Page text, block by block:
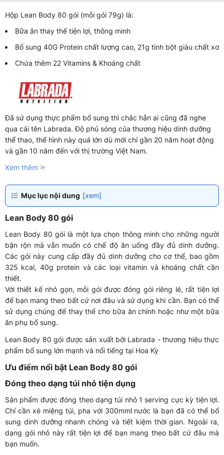
Hộp Lean Body 80 gói (mỗi gói 79g) là:
Bữa ăn thay thế tiện lợi, thông minh
Bổ sung 40G Protein chất lượng cao, 21g tinh bột giàu chất xơ
Chứa thêm 22 Vitamins & Khoáng chất
Đã sử dụng thực phẩm bổ sung thì chắc hẳn ai cũng đã nghe
qua cái tên Labrada. Độ phủ sóng của thương hiệu dinh dưỡng
thể thao, thể hình này quá lớn dù mới chỉ gần 20 năm hoạt động
và gần 10 năm đến với thị trường Việt Nam.
Xem thêm
Mục lục nội dung [xem]
Lean Body 80 gói
Lean Body 80 gói là một lựa chọn thông minh cho những người
bận rộn mà vẫn muốn có chế độ ăn uống đầy đủ dinh dưỡng.
Các gói này cung cấp đầy đủ dinh dưỡng cho cơ thể, bao gồm
325 kcal, 40g protein và các loại vitamin và khoáng chất cần
thiết.
Với thiết kế nhỏ gọn, mỗi gói được đóng gói riêng lẻ, rất tiện lợi
để bạn mang theo bất cứ nơi đâu và sử dụng khi cần. Bạn có thể
sử dụng chúng để thay thế cho bữa ăn chính hoặc như một bữa
ăn phụ bổ sung.
Lean Body 80 gói được sản xuất bởi Labrada - thương hiệu thực
phẩm bổ sung lớn mạnh và nổi tiếng tại Hoa Kỳ
Ưu điểm nổi bật Lean Body 80 gói
Đóng theo dạng túi nhỏ tiện dụng
Sản phẩm được đóng theo dạng túi nhỏ 1 serving cực kỳ tiện lợi.
Chỉ cần xé miệng túi, pha với 300mml nước là bạn đã có thể bổ
sung dinh dưỡng nhanh chóng và tiết kiệm thời gian. Ngoài ra,
dạng gói nhỏ này rất tiện lợi để bạn mang theo bất cứ đâu mà
bạn muốn.